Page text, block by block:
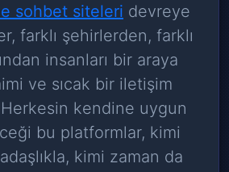
sohbet siteleri devreye
farklı şehirlerden, farklı
insanları bir araya
ve sıcak bir iletişim
Herkesin kendine uygun
bu platformlar, kimi
kimi zaman da